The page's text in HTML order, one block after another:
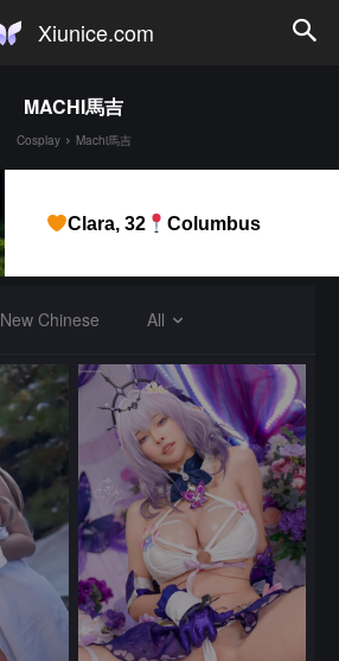
Xiunice.com
MACHI馬吉
Cosplay Machi馬吉
Clara, 32 Columbus
New Chinese All